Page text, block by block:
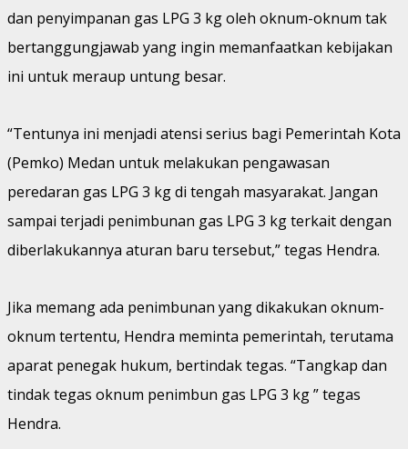
dan penyimpanan gas LPG 3 kg oleh oknum-oknum tak
bertanggungjawab yang ingin memanfaatkan kebijakan
ini untuk meraup untung besar.
“Tentunya ini menjadi atensi serius bagi Pemerintah Kota
(Pemko) Medan untuk melakukan pengawasan
peredaran gas LPG 3 kg di tengah masyarakat. Jangan
sampai terjadi penimbunan gas LPG 3 kg terkait dengan
diberlakukannya aturan baru tersebut,” tegas Hendra.
Jika memang ada penimbunan yang dikakukan oknum-
oknum tertentu, Hendra meminta pemerintah, terutama
aparat penegak hukum, bertindak tegas. “Tangkap dan
tindak tegas oknum penimbun gas LPG 3 kg ” tegas
Hendra.